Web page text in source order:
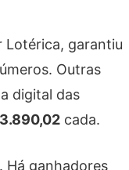
Lotérica, garantiu
Outras
digital das
cada.
. Há ganhadores